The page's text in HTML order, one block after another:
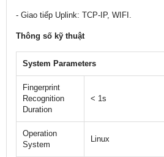
- Giao tiếp Uplink: TCP-IP, WIFI.
Thông số kỹ thuật
System Parameters
Fingerprint
Recognition
Duration
< 1s
Operation
System
Linux